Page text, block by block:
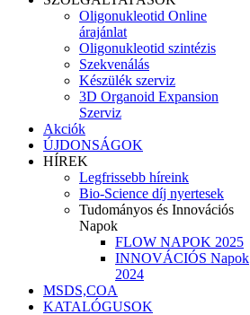
Oligonukleotid Online
árajánlat
Oligonukleotid szintézis
Szekvenálás
Készülék szerviz
3D Organoid Expansion
Szerviz
Akciók
ÚJDONSÁGOK
HÍREK
Legfrissebb híreink
Bio-Science díj nyertesek
Tudományos és Innovációs
Napok
FLOW NAPOK 2025
INNOVÁCIÓS Napok
2024
MSDS,COA
KATALÓGUSOK